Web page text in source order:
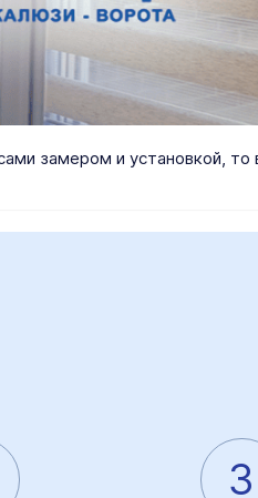
замером и установкой,
3